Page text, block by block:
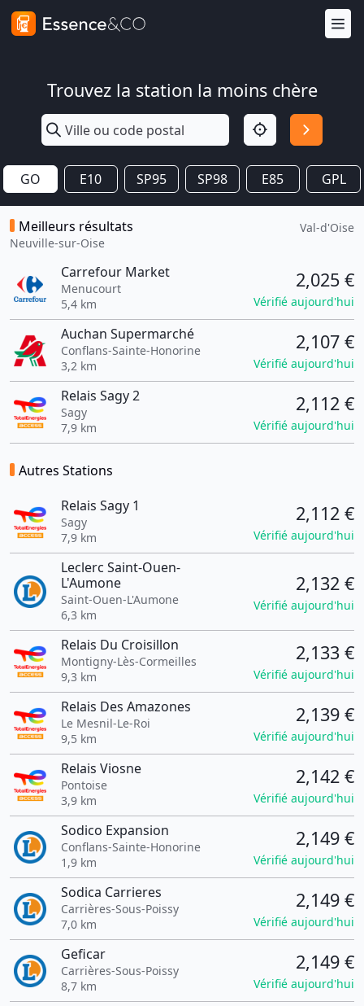
Trouvez la station la moins chère
GO E10 SP95 SP98 E85 GPL
Meilleurs résultats
Neuville-sur-Oise
Val-d'Oise
Carrefour Market
Menucourt
5,4 km
2,025 €
Vérifié aujourd'hui
Auchan Supermarché
Conflans-Sainte-Honorine
3,2 km
2,107 €
Vérifié aujourd'hui
Relais Sagy 2
Sagy
7,9 km
2,112 €
Vérifié aujourd'hui
Autres Stations
Relais Sagy 1
Sagy
7,9 km
2,112 €
Vérifié aujourd'hui
Leclerc Saint-Ouen-
L'Aumone
Saint-Ouen-L'Aumone
6,3 km
2,132 €
Vérifié aujourd'hui
Relais Du Croisillon
Montigny-Lès-Cormeilles
9,3 km
2,133 €
Vérifié aujourd'hui
Relais Des Amazones
Le Mesnil-Le-Roi
9,5 km
2,139 €
Vérifié aujourd'hui
Relais Viosne
Pontoise
3,9 km
2,142 €
Vérifié aujourd'hui
Sodico Expansion
Conflans-Sainte-Honorine
1,9 km
2,149 €
Vérifié aujourd'hui
Sodica Carrieres
Carrières-Sous-Poissy
7,0 km
2,149 €
Vérifié aujourd'hui
Geficar
Carrières-Sous-Poissy
8,7 km
2,149 €
Vérifié aujourd'hui